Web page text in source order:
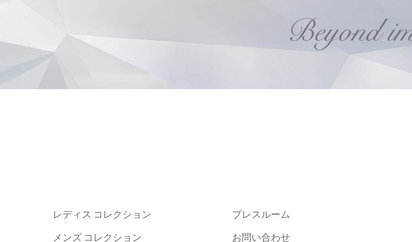
レディス コレクション
メンズ コレクション
プレスルーム
お問い合わせ